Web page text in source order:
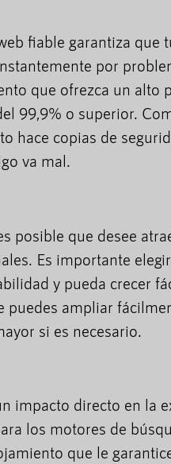
fiable garantiza que
por
que ofrezca un alto
99,9% o superior.
hace copias de
va mal.
posible que desee
Es importante
y pueda crecer
puedes ampliar
si es necesario.
impacto directo en la
los motores de
que le